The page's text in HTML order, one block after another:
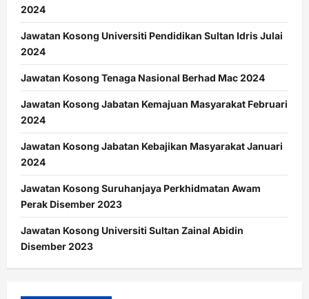
2024
Jawatan Kosong Universiti Pendidikan Sultan Idris Julai
2024
Jawatan Kosong Tenaga Nasional Berhad Mac 2024
Jawatan Kosong Jabatan Kemajuan Masyarakat Februari
2024
Jawatan Kosong Jabatan Kebajikan Masyarakat Januari
2024
Jawatan Kosong Suruhanjaya Perkhidmatan Awam
Perak Disember 2023
Jawatan Kosong Universiti Sultan Zainal Abidin
Disember 2023